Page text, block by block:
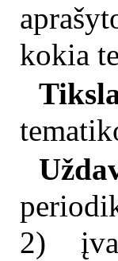
kokia
2)